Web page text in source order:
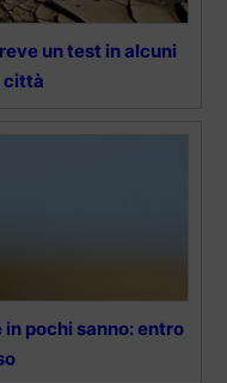
un test in alcuni
città
pochi sanno: entro